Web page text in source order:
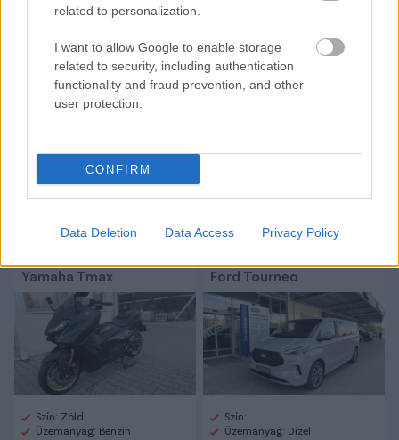
related to personalization.
I want to allow Google to enable storage
related to security, including authentication
functionality and fraud prevention, and other
user protection.
CONFIRM
Data Deletion Data Access Privacy Policy
Tetszett a cikk? Megosztanád?
Link másolása Email küldés
CÍMKÉK: #MAGYAR VÁLOGATOTT
#PORTUGÁLIA
#FOCI-EB
#EB2024
Autópiac
Yamaha Tmax
Szín: Zöld
Üzemanyag: Benzin
Ford Tourneo
Szín:
Üzemanyag: Dízel